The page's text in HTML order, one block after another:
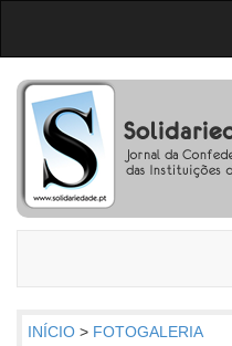
INÍCIO > FOTOGALERIA